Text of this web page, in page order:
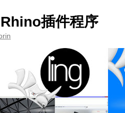
插件程序